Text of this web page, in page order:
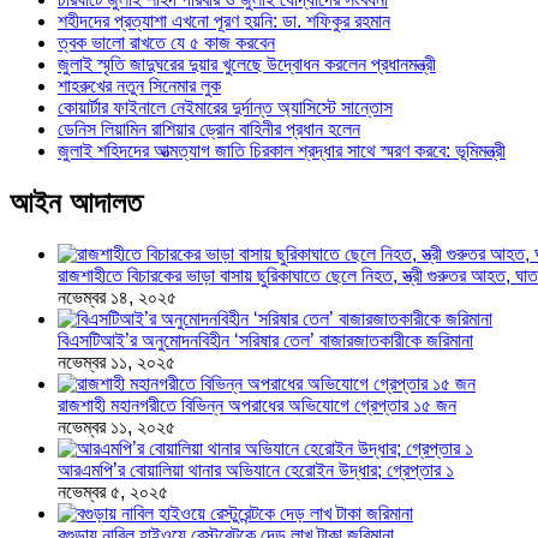
শহীদদের প্রত্যাশা এখনো পূরণ হয়নি: ডা. শফিকুর রহমান
ত্বক ভালো রাখতে যে ৫ কাজ করবেন
জুলাই স্মৃতি জাদুঘরের দুয়ার খুলেছে উদ্বোধন করলেন প্রধানমন্ত্রী
শাহরুখের নতুন সিনেমার লুক
কোয়ার্টার ফাইনালে নেইমারের দুর্দান্ত অ্যাসিস্টে সান্তোস
ডেনিস লিয়ামিন রাশিয়ার ড্রোন বাহিনীর প্রধান হলেন
জুলাই শহিদদের আত্মত্যাগ জাতি চিরকাল শ্রদ্ধার সাথে স্মরণ করবে: ভূমিমন্ত্রী
আইন আদালত
রাজশাহীতে বিচারকের ভাড়া বাসায় ছুরিকাঘাতে ছেলে নিহত, স্ত্রী গুরুতর আহত,
নভেম্বর ১৪, ২০২৫
বিএসটিআই’র অনুমোদনবিহীন ‘সরিষার তেল’ বাজারজাতকারীকে জরিমানা
নভেম্বর ১১, ২০২৫
রাজশাহী মহানগরীতে বিভিন্ন অপরাধের অভিযোগে গ্রেপ্তার ১৫ জন
নভেম্বর ১১, ২০২৫
আরএমপি’র বোয়ালিয়া থানার অভিযানে হেরোইন উদ্ধার; গ্রেপ্তার ১
নভেম্বর ৫, ২০২৫